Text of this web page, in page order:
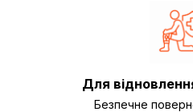
Для
Безпечне